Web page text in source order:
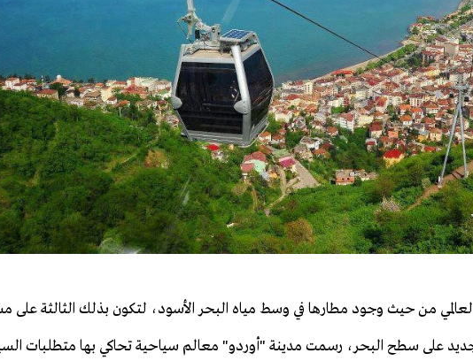
من حيث وجود مطارها في وسط مياه البحر الأسود، لتكون بذلك الثالثة على
على سطح البحر، رسمت مدينة "أوردو" معالم سياحية تحاكي بها متطلبات